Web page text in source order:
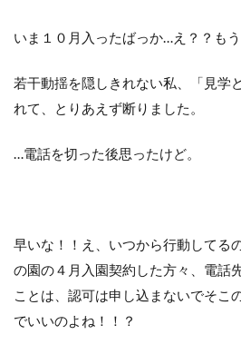
いま１０月入ったばっか…え？？も
若干動揺を隠しきれない私、「見学
れて、とりあえず断りました。
…電話を切った後思ったけど。
早いな！！え、いつから行動してる
の園の４月入園契約した方々、電話
ことは、認可は申し込まないでそこ
でいいのよね！！？